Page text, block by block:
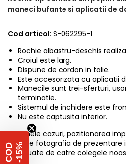
maneci bufante si aplicatii de
Cod articol: S-062295-1
Rochie albastru-deschis
Croiul este larg.
Dispune de cordon in talie.
Este accesorizata cu aplicatii
Manecile sunt trei-sferturi,
terminatie.
Sistemul de inchidere este
Nu este captusita interior.
* In unele cazuri, pozitionarea
fata de fotografia de prezentare
efectuate de catre colegele
C
O
D
-
1
5 %